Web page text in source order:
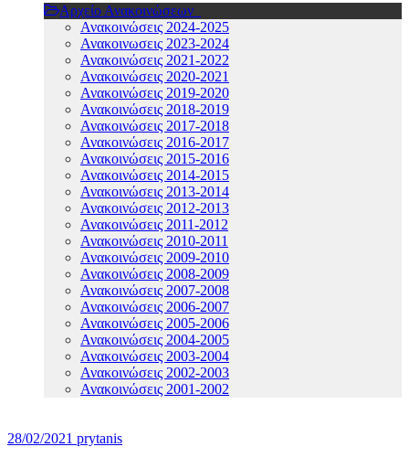
Αρχείο Ανακοινώσεων
Ανακοινώσεις 2024-2025
Ανακοινωσεις 2023-2024
Ανακοινώσεις 2021-2022
Ανακοινώσεις 2020-2021
Ανακοινώσεις 2019-2020
Ανακοινώσεις 2018-2019
Ανακοινώσεις 2017-2018
Ανακοινώσεις 2016-2017
Ανακοινώσεις 2015-2016
Ανακοινώσεις 2014-2015
Ανακοινώσεις 2013-2014
Ανακοινώσεις 2012-2013
Ανακοινώσεις 2011-2012
Ανακοινώσεις 2010-2011
Ανακοινώσεις 2009-2010
Ανακοινώσεις 2008-2009
Ανακοινώσεις 2007-2008
Ανακοινώσεις 2006-2007
Ανακοινώσεις 2005-2006
Ανακοινώσεις 2004-2005
Ανακοινώσεις 2003-2004
Ανακοινώσεις 2002-2003
Ανακοινώσεις 2001-2002
28/02/2021 prytanis